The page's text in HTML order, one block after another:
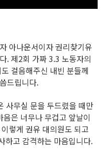
아나운서이자 권리찾기유
. 제2회 가짜 3.3 노동자의
걸음해주신 내빈 분들께
드립니다.
사무실 문을 두드렸을 때만
은 너무나 무겁고 앞날이
렇게 권유 대의원도 되고
하고 감격하는 마음입니다.